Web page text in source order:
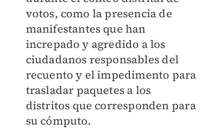
votos, como la presencia de
manifestantes que han
increpado y agredido a los
ciudadanos responsables del
recuento y el impedimento para
trasladar paquetes a los
distritos que corresponden para
su cómputo.